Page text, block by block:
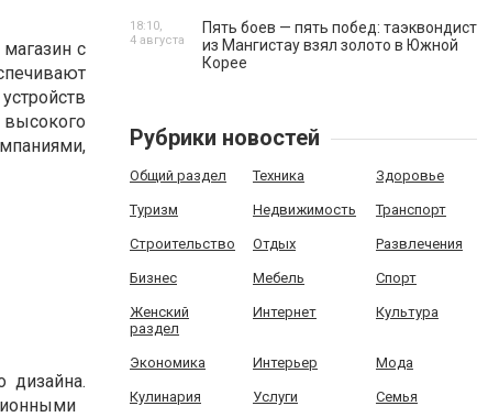
магазин с
устройств
высокого
,
дизайна.
Пять боев — пять побед: таэквондист
из Мангистау взял золото в Южной
Корее
18:10,
4 августа
Рубрики новостей
Общий раздел Техника Здоровье
Туризм Недвижимость Транспорт
Строительство Отдых Развлечения
Бизнес Мебель Спорт
Женский
раздел
Интернет Культура
Экономика Интерьер Мода
Кулинария Услуги Семья